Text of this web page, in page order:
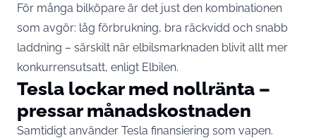
För många bilköpare är det just den kombinationen
som avgör: låg förbrukning, bra räckvidd och snabb
laddning – särskilt när elbilsmarknaden blivit allt mer
konkurrensutsatt, enligt Elbilen.
Tesla lockar med nollränta –
pressar månadskostnaden
Samtidigt använder Tesla finansiering som vapen.